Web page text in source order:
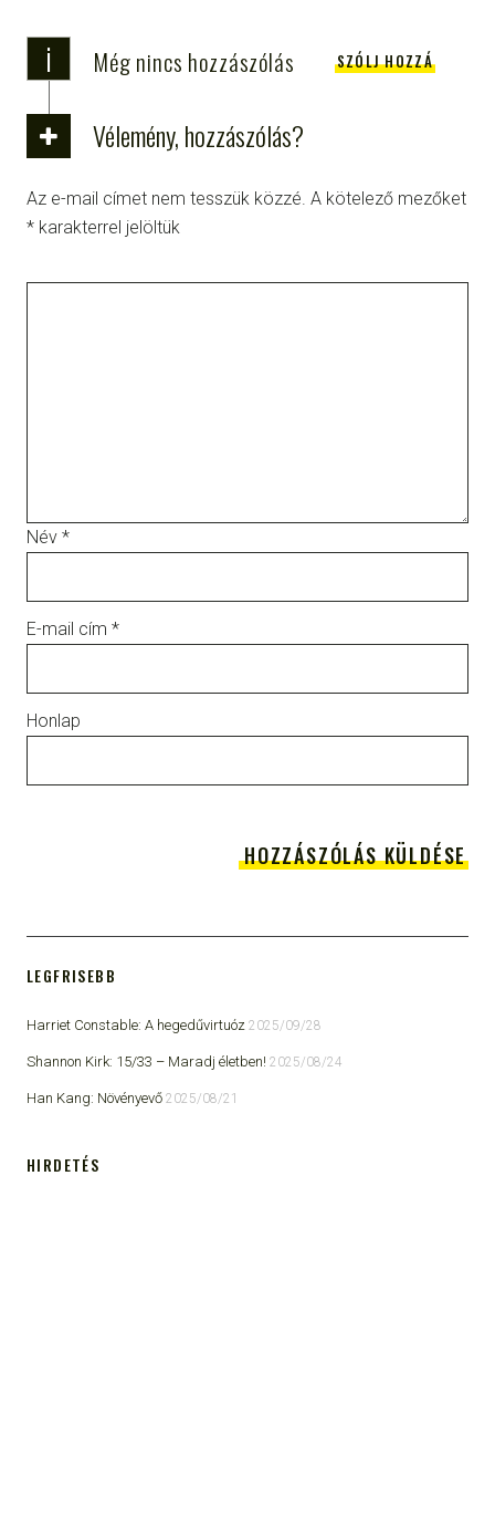
i Még nincs hozzászólás SZÓLJ HOZZÁ
Vélemény, hozzászólás?
Az e-mail címet nem tesszük közzé. A kötelező mezőket
* karakterrel jelöltük
Név *
E-mail cím *
Honlap
LEGFRISEBB
Harriet Constable: A hegedűvirtuóz 2025/09/28
Shannon Kirk: 15/33 ​– Maradj életben! 2025/08/24
Han Kang: Növényevő 2025/08/21
HIRDETÉS